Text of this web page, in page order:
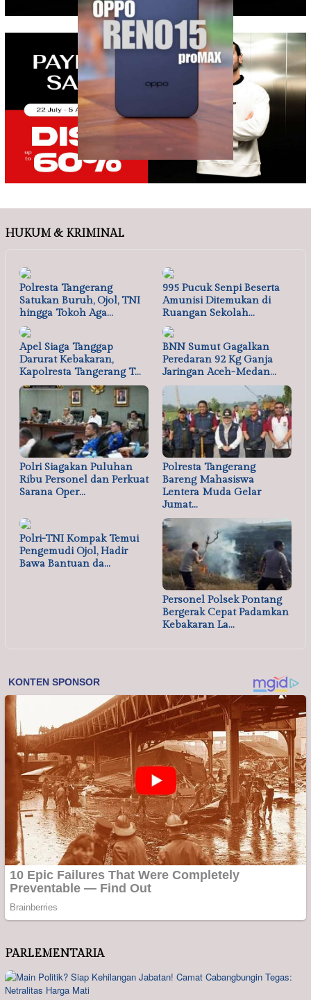
HUKUM & KRIMINAL
Polresta Tangerang
Satukan Buruh, Ojol, TNI
hingga Tokoh Aga…
995 Pucuk Senpi Beserta
Amunisi Ditemukan di
Ruangan Sekolah…
Apel Siaga Tanggap
Darurat Kebakaran,
Kapolresta Tangerang T…
BNN Sumut Gagalkan
Peredaran 92 Kg Ganja
Jaringan Aceh-Medan…
Polri Siagakan Puluhan
Ribu Personel dan Perkuat
Sarana Oper…
Polresta Tangerang
Bareng Mahasiswa
Lentera Muda Gelar
Jumat…
Polri-TNI Kompak Temui
Pengemudi Ojol, Hadir
Bawa Bantuan da…
Personel Polsek Pontang
Bergerak Cepat Padamkan
Kebakaran La…
PARLEMENTARIA